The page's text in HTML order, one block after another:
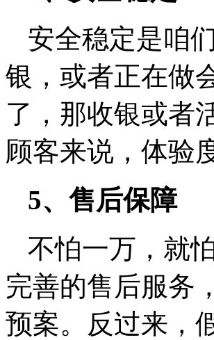
安全稳定是咱
银，或者正在做
了，那收银或者
顾客来说，体验
5、售后保障
不怕一万，就
完善的售后服务
预案。反过来，